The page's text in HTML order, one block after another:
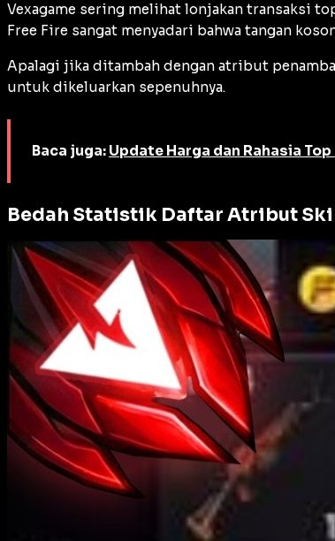
Vexagame sering melihat lonjakan transaksi
Free Fire sangat menyadari bahwa tangan
Apalagi jika ditambah dengan atribut
untuk dikeluarkan sepenuhnya.
Baca juga: Update Harga dan Rahasia
Bedah Statistik Daftar Atribut